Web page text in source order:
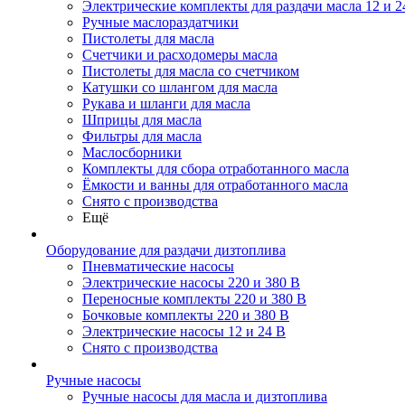
Электрические комплекты для раздачи масла 12 и
Ручные маслораздатчики
Пистолеты для масла
Счетчики и расходомеры масла
Пистолеты для масла со счетчиком
Катушки со шлангом для масла
Рукава и шланги для масла
Шприцы для масла
Фильтры для масла
Маслосборники
Комплекты для сбора отработанного масла
Ёмкости и ванны для отработанного масла
Снято с производства
Ещё
Оборудование для раздачи дизтоплива
Пневматические насосы
Электрические насосы 220 и 380 В
Переносные комплекты 220 и 380 В
Бочковые комплекты 220 и 380 В
Электрические насосы 12 и 24 В
Снято с производства
Ручные насосы
Ручные насосы для масла и дизтоплива